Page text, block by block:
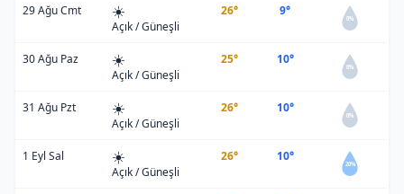
29 Ağu Cmt ☀️
Açık / Güneşli
26° 9°
0%
30 Ağu Paz ☀️
Açık / Güneşli
25° 10°
0%
31 Ağu Pzt ☀️
Açık / Güneşli
26° 10°
0%
1 Eyl Sal ☀️
Açık / Güneşli
26° 10°
20%